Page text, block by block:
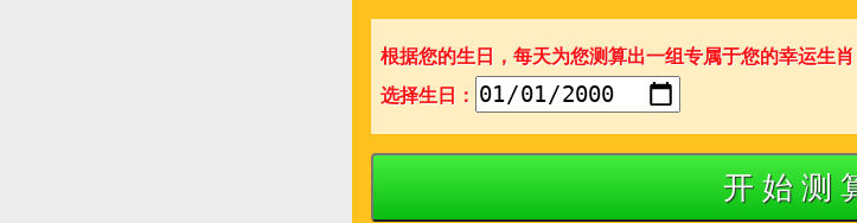
根据您的生日，每天为您测算出一组专属于您的幸运生肖
选择生日：
开 始 测